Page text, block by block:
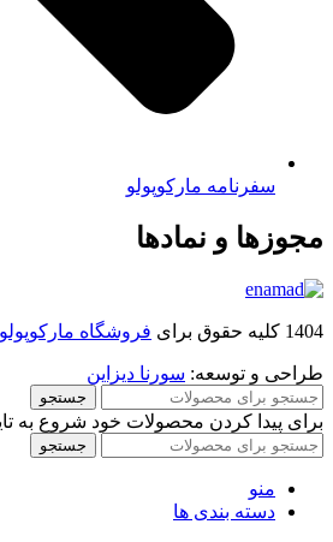
سفرنامه مارکوپولو
مجوزها و نمادها
1404 کلیه حقوق برای فروشگاه مارکوپولو
طراحی و توسعه: سورنا دیزاین
جستجو
برای پیدا کردن محصولات خود شروع به
جستجو
منو
دسته بندی ها